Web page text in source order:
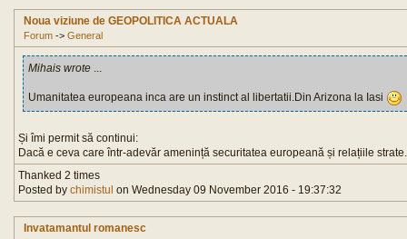
Noua viziune de GEOPOLITICA ACTUALA
Forum -> General
Mihais wrote ...
Umanitatea europeana inca are un instinct al libertatii.Din Arizona la Iasi
Și îmi permit să continui:
Dacă e ceva care într-adevăr amenință securitatea europeană și relațiile
Thanked 2 times
Posted by chimistul on Wednesday 09 November 2016 - 19:37:32
Invatamantul romanesc